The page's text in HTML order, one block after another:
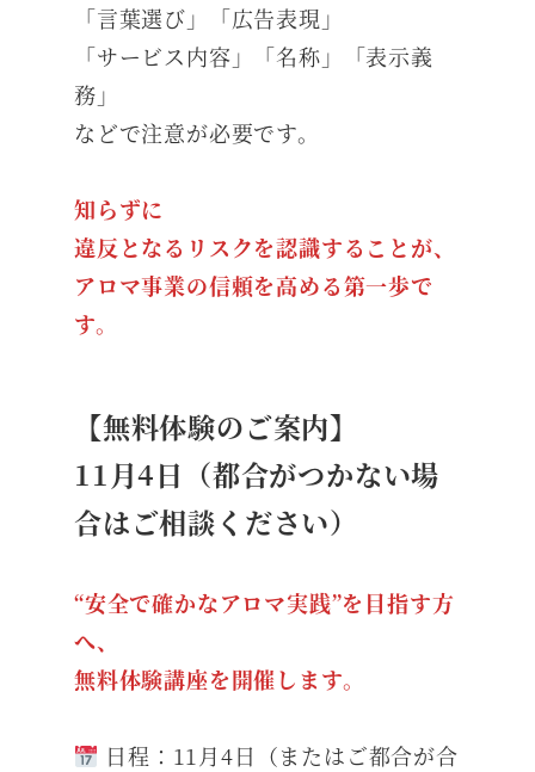
「言葉選び」「広告表現」
「サービス内容」「名称」「表示義
務」
などで注意が必要です。
知らずに
違反となるリスクを認識することが、
アロマ事業の信頼を高める第一歩で
す。
【無料体験のご案内】
11月4日（都合がつかない場
合はご相談ください）
“安全で確かなアロマ実践”を目指す方
へ、
無料体験講座を開催します。
日程：11月4日（またはご都合が合